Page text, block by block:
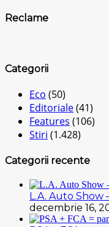
Reclame
Categorii
Eco (50)
Editoriale(41)
Features (106)
Stiri (1.428)
Categorii recente
L.A. Auto Show
decembrie 16,